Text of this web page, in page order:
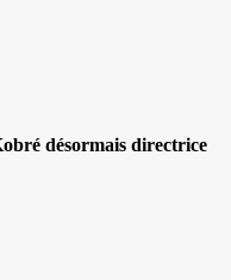
désormais directrice